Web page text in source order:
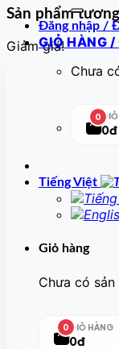
Đăng nhập /
GIỎ HÀNG /
Chưa
0
0đ
Tiếng Việt
Giỏ hàng
Chưa có
0 GIỎ HÀNG
0đ
Sản phẩm
Giảm giá!